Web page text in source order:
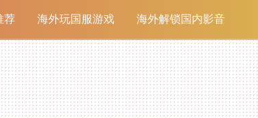
荐 海外玩国服游戏 海外解锁国内影音